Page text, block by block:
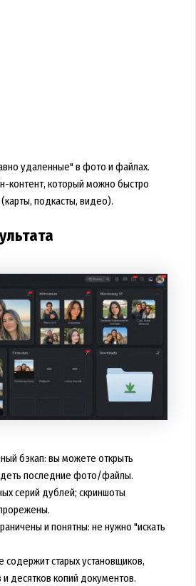
удаленные" в фото и файлах.
контент, который можно быстро
(карты, подкасты, видео).
бэкап: вы можете открыть
последние фото/файлы.
серий дублей; скриншоты
и понятны: не нужно "искать
содержит старых установщиков,
и десятков копий документов.